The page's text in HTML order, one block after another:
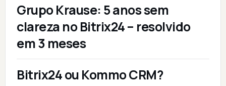
Grupo Krause: 5 anos sem
clareza no Bitrix24 – resolvido
em 3 meses
Bitrix24 ou Kommo CRM?